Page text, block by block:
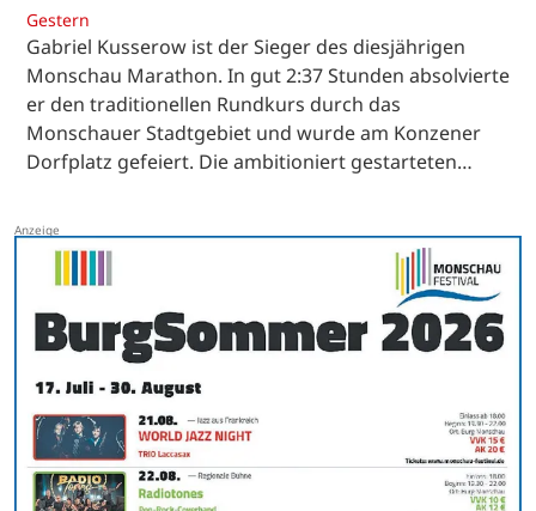
Gestern
Gabriel Kusserow ist der Sieger des diesjährigen
Monschau Marathon. In gut 2:37 Stunden absolvierte
er den traditionellen Rundkurs durch das
Monschauer Stadtgebiet und wurde am Konzener
Dorfplatz gefeiert. Die ambitioniert gestarteten…